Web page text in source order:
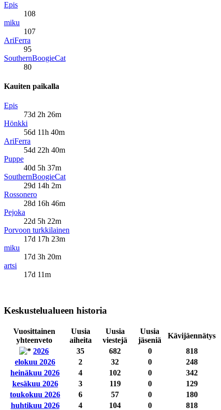
Epis
108
miku
107
AriFerra
95
SouthernBoogieCat
80
Kauiten paikalla
Epis
73d 2h 26m
Hönkki
56d 11h 40m
AriFerra
54d 22h 40m
Puppe
40d 5h 37m
SouthernBoogieCat
29d 14h 2m
Rossonero
28d 16h 46m
Pejoka
22d 5h 22m
Porvoon turkkilainen
17d 17h 23m
miku
17d 3h 20m
artsi
17d 11m
Keskustelualueen historia
Vuosittainen
yhteenveto
Uusia
aiheita
Uusia
viestejä
Uusia
jäseniä
Kävijäennätys
2026
35 682 0
818
elokuu 2026
2 32 0
248
heinäkuu 2026
4 102 0
342
kesäkuu 2026
3 119 0
129
toukokuu 2026
6 57 0
180
huhtikuu 2026
4 104 0
818